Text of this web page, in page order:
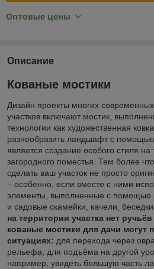
Оптовые цены
Описание
Кованые мостики
Дизайн проекты многих
участков включают мостик,
технологии как художественная
разнообразить ландшафт с помощью
является создание особого стиля
загородного поместья. Тем более
сделать ваш участок не просто
– особенно, если вместе с ними
элементы, выполненные с помощью
и садовые скамейки, качели,
на территории участка нет
кованые мостики для дачи могут
ситуациях: для перехода через
рельефа; для подъёма на другой
например, увидеть большую часть